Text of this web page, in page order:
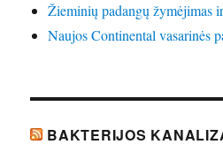
Žieminių padangų žymėjimas
Naujos Continental vasarinės
BAKTERIJOS